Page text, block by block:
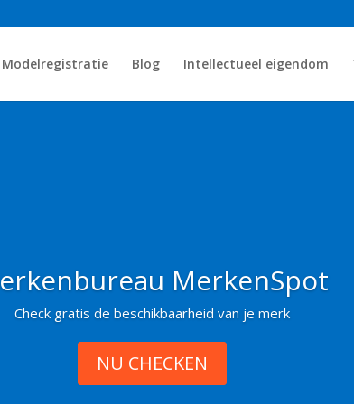
Modelregistratie Blog Intellectueel eigendom
MerkenSpot
Check gratis de beschikbaarheid van je merk
NU CHECKEN